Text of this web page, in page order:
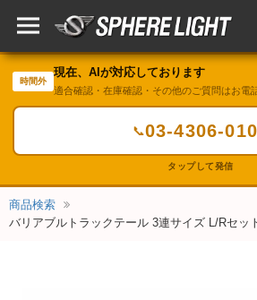
時間外
現在、AIが対応しております
適合確認・在庫確認・その他のご質問はお電
📞03-4306-
タップして発信
商品検索
バリアブルトラックテール 3連サイズ L/Rセッ